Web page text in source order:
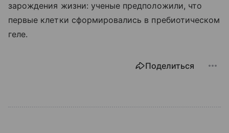
зарождения жизни: ученые предположили, что
первые клетки сформировались в пребиотическом
геле.
Поделиться